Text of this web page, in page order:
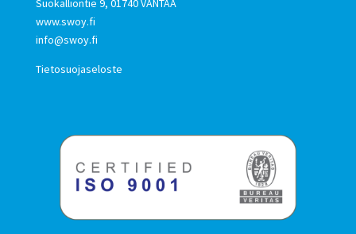
Suokalliontie 9, 01740 VANTAA
www.swoy.fi
info@swoy.fi
Tietosuojaseloste